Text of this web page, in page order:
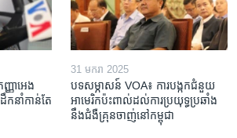
ញា​អេង
នាំ​កាន់តែ​
31 មករា 2025
បទសម្ភាសន៍ VOA៖ ការបង្កក​ជំនួយ​
អាមេរិក​ប៉ះពាល់ដល់​ការប្រយុទ្ធ​ប្រឆាំង​
នឹង​ជំងឺ​គ្រុនចាញ់​នៅ​កម្ពុជា